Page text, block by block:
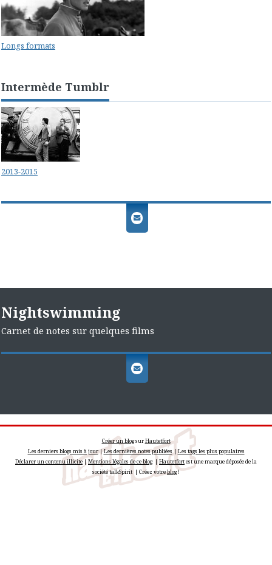
Longs formats
Intermède Tumblr
2013-2015
Nightswimming
Carnet de notes sur quelques films
Créer un blogsurHautetfort
Les derniers blogs mis à jour|Les dernières notes publiées |Les tags les plus populaires
Déclarer un contenu illicite| Mentions légales de ce blog| Hautetfortest une marque déposée de la
société talkSpirit | Créez votreblog!